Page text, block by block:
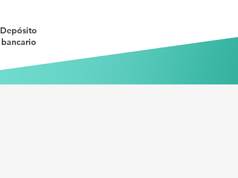
Depósito
bancario